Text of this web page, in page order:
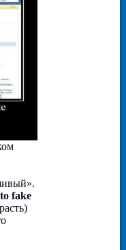
to fake